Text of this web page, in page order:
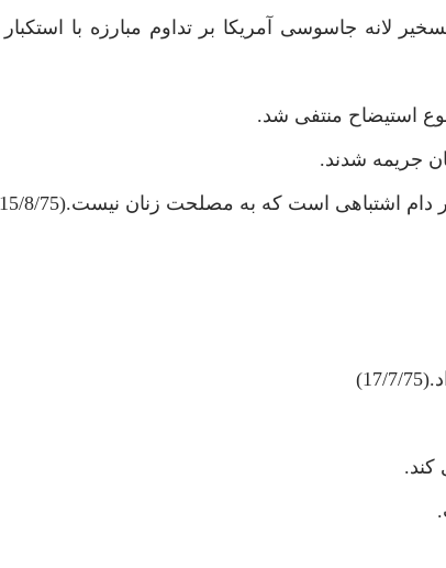
تسخير لانه جاسوسى آمريكا بر تداوم مبارزه با
استيضاح منتفى شد.
جريمه شدند.
اشتباهى است كه به مصلحت زنان نيست.(15/8/75)